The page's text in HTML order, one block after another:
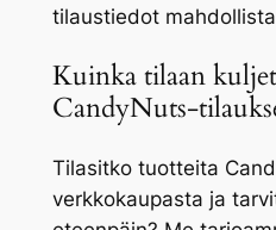
tilaustiedot
Kuinka tilaan
CandyNuts-
Tilasitko tuotteita
verkkokaupasta ja